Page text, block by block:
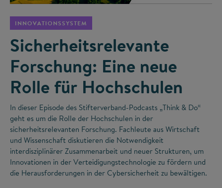
INNOVATIONSSYSTEM
Sicherheitsrelevante
Forschung: Eine neue
Rolle für Hochschulen
In dieser Episode des Stifterverband-Podcasts „Think & Do“
geht es um die Rolle der Hochschulen in der
sicherheitsrelevanten Forschung. Fachleute aus Wirtschaft
und Wissenschaft diskutieren die Notwendigkeit
interdisziplinärer Zusammenarbeit und neuer Strukturen, um
Innovationen in der Verteidigungstechnologie zu fördern und
die Herausforderungen in der Cybersicherheit zu bewältigen.